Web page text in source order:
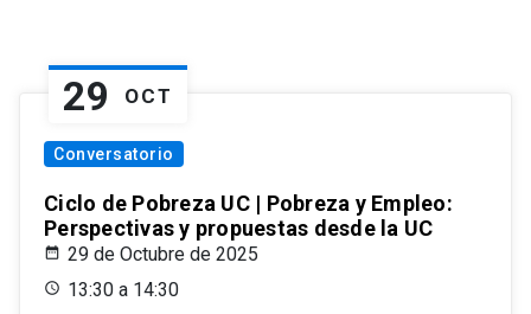
29 OCT
Conversatorio
Ciclo de Pobreza UC | Pobreza y Empleo:
Perspectivas y propuestas desde la UC
29 de Octubre de 2025
13:30 a 14:30